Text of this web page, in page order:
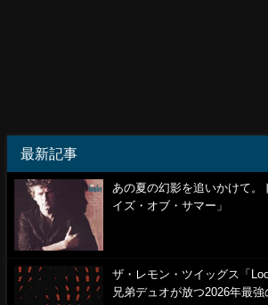
最新記事
あの夏の幻影を追いかけて。
イズ・オブ・サマー」
ザ・レモン・ツイッグス「
兄弟デュオが放つ2026年最